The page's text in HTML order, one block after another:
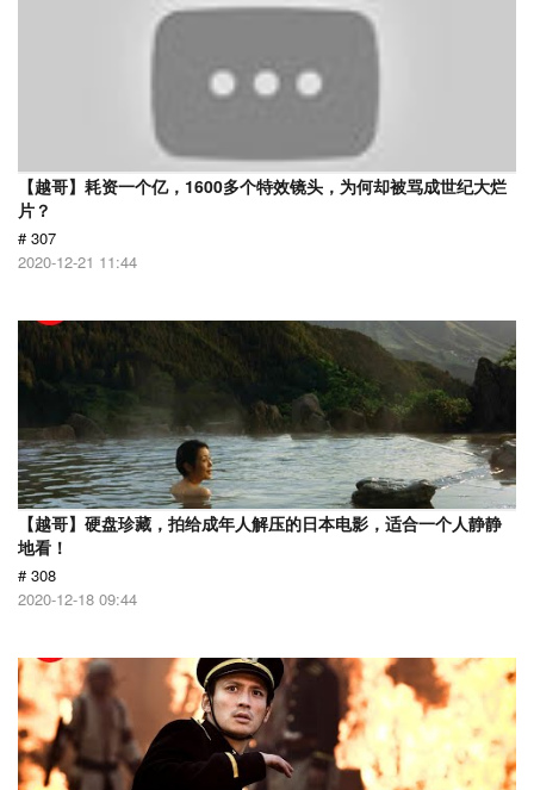
【越哥】耗资一个亿，1600多个特效镜头，为何却被骂成世纪大烂
片？
# 307
2020-12-21 11:44
【越哥】硬盘珍藏，拍给成年人解压的日本电影，适合一个人静静
地看！
# 308
2020-12-18 09:44